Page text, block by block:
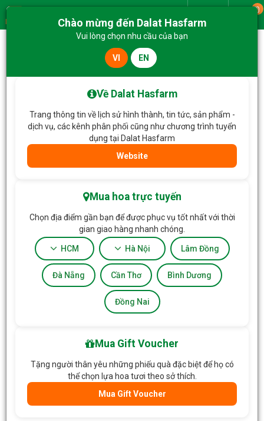
Menu
0
Bó Hoa Món Quà Hạnh
Chào mừng đến Dalat Hasfarm
Vui lòng chọn nhu cầu của bạn
VI EN
Về Dalat Hasfarm
Trang thông tin về lịch sử hình thành, tin tức, sản phẩm -
dịch vụ, các kênh phân phối cũng như chương trình tuyển
dụng tại Dalat Hasfarm
Website
Mua hoa trực tuyến
Chọn địa điểm gần bạn để được phục vụ tốt nhất với thời
gian giao hàng nhanh chóng.
HCM Hà Nội Lâm Đồng
Đà Nẵng Cần Thơ Bình Dương
Đồng Nai
Mua Gift Voucher
Tặng người thân yêu những phiếu quà đặc biệt để họ có
thể chọn lựa hoa tươi theo sở thích.
Mua Gift Voucher